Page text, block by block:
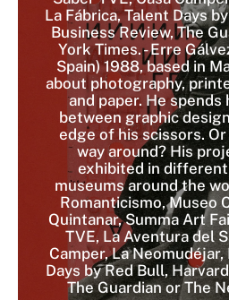
La Fábrica, Talent Days
Business Review, The
York Times. - Erre
Spain) 1988, based in
about photography,
and paper. He
between graphic
edge of his scissors.
way around? His
exhibited in
museums around the
Romanticismo, Museo
Quintanar, Summa Art
TVE, La Aventura del
Camper, La Neomudéjar,
Days by Red Bull,
The Guardian or The